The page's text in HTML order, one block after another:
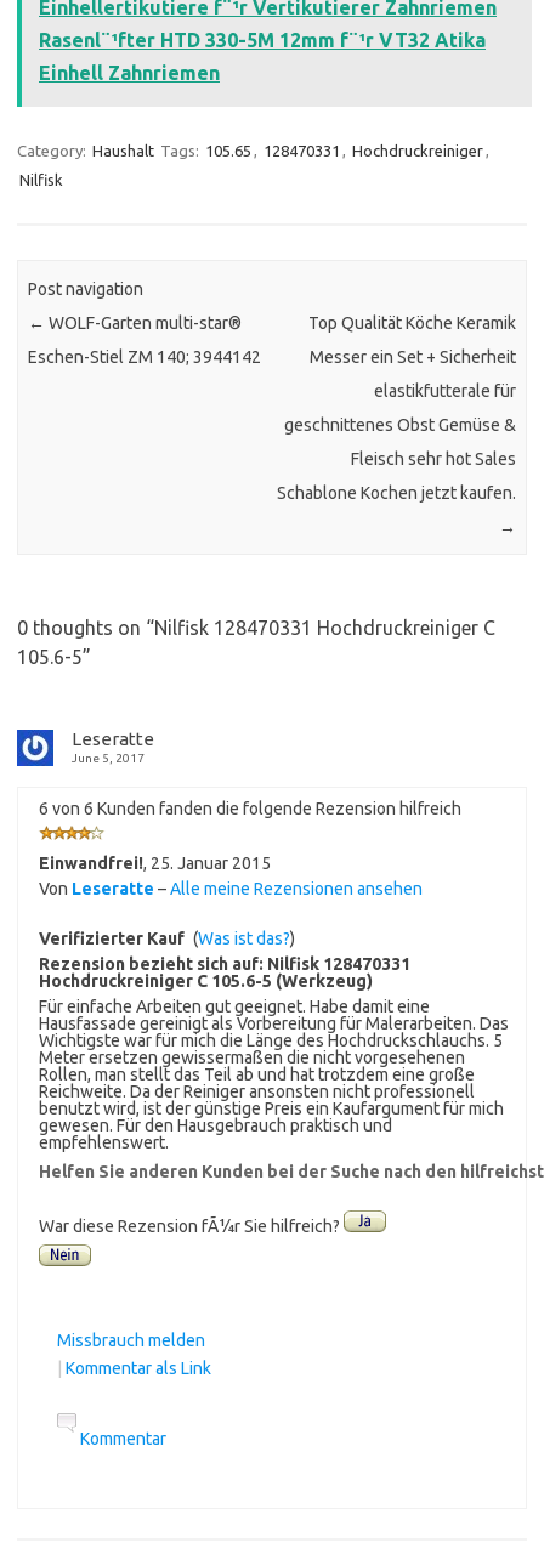
Einhellertikutiere f¨¹r Vertikutierer Zahnriemen
Rasenl¨¹fter HTD 330-5M 12mm f¨¹r VT32 Atika
Einhell Zahnriemen
Category: Haushalt Tags: 105.65 , 128470331 , Hochdruckreiniger,
Nilfisk
Post navigation
← WOLF-Garten multi-star®
Eschen-Stiel ZM 140; 3944142
Top Qualität Köche Keramik
Messer ein Set + Sicherheit
elastikfutterale für
geschnittenes Obst Gemüse &
Fleisch sehr hot Sales
Schablone Kochen jetzt kaufen.
→
0 thoughts on “Nilfisk 128470331 Hochdruckreiniger C
105.6-5”
Leseratte
June 5, 2017
6 von 6 Kunden fanden die folgende Rezension hilfreich
Einwandfrei!, 25. Januar 2015
Von Leseratte –Alle meine Rezensionen ansehen
Verifizierter Kauf (Was ist das?)
Rezension bezieht sich auf: Nilfisk 128470331
Hochdruckreiniger C 105.6-5 (Werkzeug)
Für einfache Arbeiten gut geeignet. Habe damit eine
Hausfassade gereinigt als Vorbereitung für Malerarbeiten. Das
Wichtigste war für mich die Länge des Hochdruckschlauchs. 5
Meter ersetzen gewissermaßen die nicht vorgesehenen
Rollen, man stellt das Teil ab und hat trotzdem eine große
Reichweite. Da der Reiniger ansonsten nicht professionell
benutzt wird, ist der günstige Preis ein Kaufargument für mich
gewesen. Für den Hausgebrauch praktisch und
empfehlenswert.
Helfen Sie anderen Kunden bei der Suche nach den
War diese Rezension fÃ¼r Sie hilfreich?
Missbrauch melden
Kommentar als Link
Kommentar